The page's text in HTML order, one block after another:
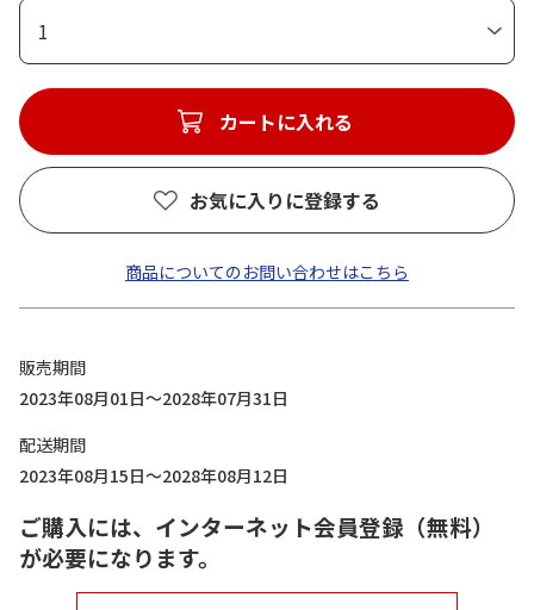
1
カートに入れる
お気に入りに登録する
商品についてのお問い合わせはこちら
販売期間
2023年08月01日～2028年07月31日
配送期間
2023年08月15日～2028年08月12日
ご購入には、インターネット会員登録（無料）
が必要になります。